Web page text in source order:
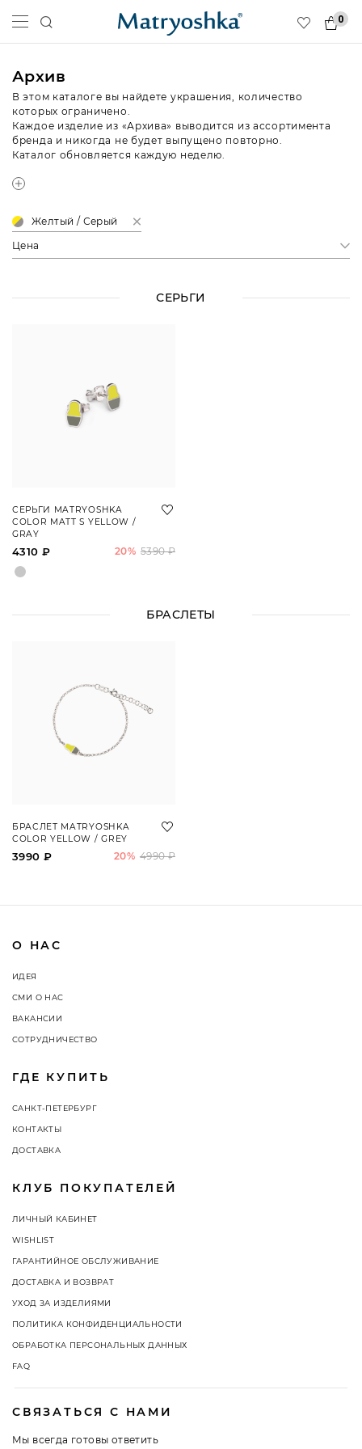
0
Архив
В этом каталоге вы найдете украшения, количество
которых ограничено.
Каждое изделие из «Архива» выводится из ассортимента
бренда и никогда не будет выпущено повторно.
Каталог обновляется каждую неделю.
Желтый / Серый
Цена
СЕРЬГИ
СЕРЬГИ MATRYOSHKA
COLOR MATT S YELLOW /
GRAY
4310 ₽ 5390 ₽
20%
БРАСЛЕТЫ
БРАСЛЕТ MATRYOSHKA
COLOR YELLOW / GREY
3990 ₽ 4990 ₽
20%
О НАС
ИДЕЯ
СМИ О НАС
ВАКАНСИИ
СОТРУДНИЧЕСТВО
ГДЕ КУПИТЬ
САНКТ-ПЕТЕРБУРГ
КОНТАКТЫ
ДОСТАВКА
КЛУБ ПОКУПАТЕЛЕЙ
ЛИЧНЫЙ КАБИНЕТ
WISHLIST
ГАРАНТИЙНОЕ ОБСЛУЖИВАНИЕ
ДОСТАВКА И ВОЗВРАТ
УХОД ЗА ИЗДЕЛИЯМИ
ПОЛИТИКА КОНФИДЕНЦИАЛЬНОСТИ
ОБРАБОТКА ПЕРСОНАЛЬНЫХ ДАННЫХ
FAQ
СВЯЗАТЬСЯ С НАМИ
Мы всегда готовы ответить